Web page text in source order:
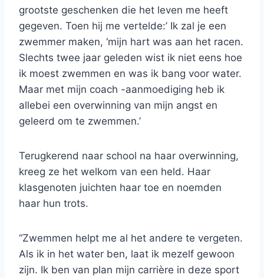
grootste geschenken die het leven me heeft
gegeven. Toen hij me vertelde:’ Ik zal je een
zwemmer maken, ‘mijn hart was aan het racen.
Slechts twee jaar geleden wist ik niet eens hoe
ik moest zwemmen en was ik bang voor water.
Maar met mijn coach -aanmoediging heb ik
allebei een overwinning van mijn angst en
geleerd om te zwemmen.’
Terugkerend naar school na haar overwinning,
kreeg ze het welkom van een held. Haar
klasgenoten juichten haar toe en noemden
haar hun trots.
“Zwemmen helpt me al het andere te vergeten.
Als ik in het water ben, laat ik mezelf gewoon
zijn. Ik ben van plan mijn carrière in deze sport